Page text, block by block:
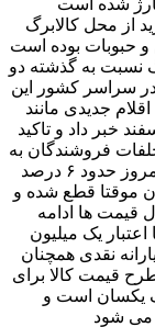
بیش از ۱۵۶ همت خرید از محل کالابرگ
و حبوبات بوده است
نسبت به گذشته دو
هزار فروشگاه در سراسر کشور این
جدیدی مانند
خبر داد و تاکید
فروشندگان به
صورت مستمر در حال انجام است او افزود تا امروز حدود ۶ درصد
موقتا قطع شده و
قیمت ها ادامه
طرح نیز از ۱۵ اسفند با اعتبار یک میلیون
نقدی همچنان
قیمت کالا برای
یکسان است و
می شود